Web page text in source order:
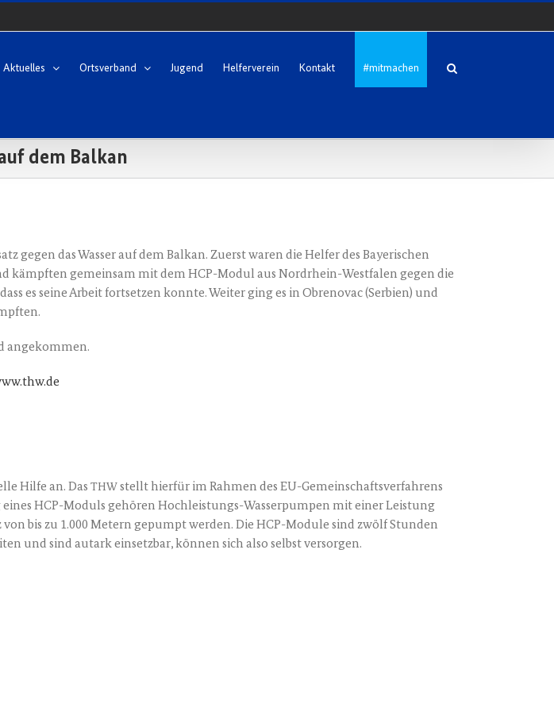
Aktuelles Ortsverband Jugend Helferverein Kontakt #mitmachen
dem Balkan
gegen das Was­ser auf dem Bal­kan. Zuerst waren die Hel­fer des Baye­ri­schen
kämpf­ten gemein­sam mit dem HCP-Modul aus Nord­rhein-West­fa­len gegen die
es sei­ne Arbeit fort­set­zen konn­te. Wei­ter ging es in Obre­no­vac (Ser­bi­en) und
angekommen.
Hil­fe an. Das THW stellt hier­für im Rah­men des EU-Gemein­schafts­ver­fah­rens
HCP-Moduls gehö­ren Hoch­leis­tungs-Was­ser­pum­pen mit einer Leis­tung
bis zu 1.000 Metern gepumpt wer­den. Die HCP-Modu­le sind zwölf Stun­den
und sind aut­ark ein­setz­bar, kön­nen sich also selbst versorgen.